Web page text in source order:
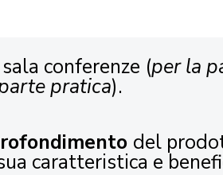
conferenze (per la
pratica).
del
caratteristica e